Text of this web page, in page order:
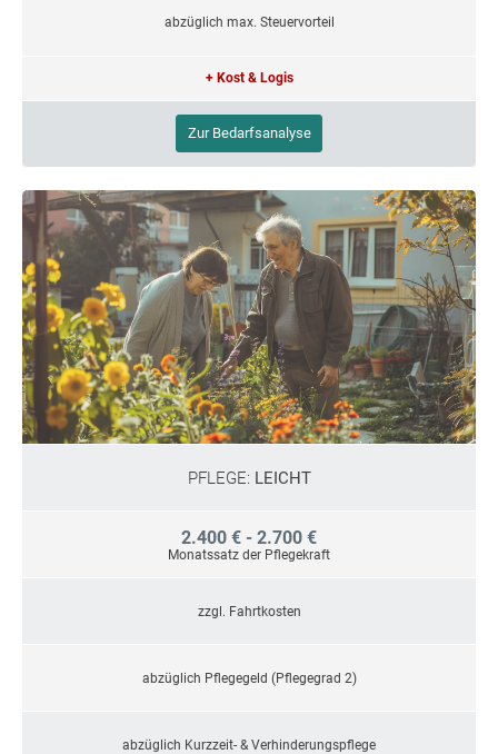
abzüglich max. Steuervorteil
+ Kost & Logis
Zur Bedarfsanalyse
PFLEGE: LEICHT
2.400 € - 2.700 €
Monatssatz der Pflegekraft
zzgl. Fahrtkosten
abzüglich Pflegegeld (Pflegegrad 2)
abzüglich Kurzzeit- & Verhinderungspflege